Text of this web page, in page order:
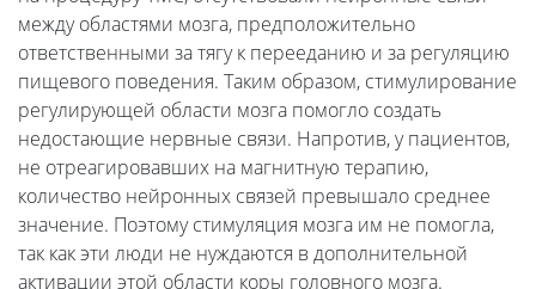
между областями мозга, предположительно
ответственными за тягу к перееданию и за регуляцию
пищевого поведения. Таким образом, стимулирование
регулирующей области мозга помогло создать
недостающие нервные связи. Напротив, у пациентов,
не отреагировавших на магнитную терапию,
количество нейронных связей превышало среднее
значение. Поэтому стимуляция мозга им не помогла,
так как эти люди не нуждаются в дополнительной
активации этой области коры головного мозга.